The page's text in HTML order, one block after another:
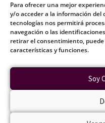
Para ofrecer una mejor
y/o acceder a la información
tecnologías nos permitirá
navegación o las
retirar el consentimiento,
características y funciones.
Soy
Política